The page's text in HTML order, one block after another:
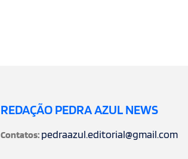
REDAÇÃO PEDRA AZUL NEWS
Contatos: pedraazul.editorial@gmail.com